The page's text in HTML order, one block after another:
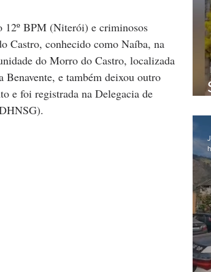
BPM (Niterói) e criminosos
Castro, conhecido como Naíba, na
do Morro do Castro, localizada
e também deixou outro
e foi registrada na Delegacia de